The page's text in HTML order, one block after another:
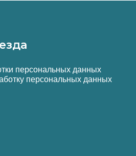
персональных данных
персональных данных